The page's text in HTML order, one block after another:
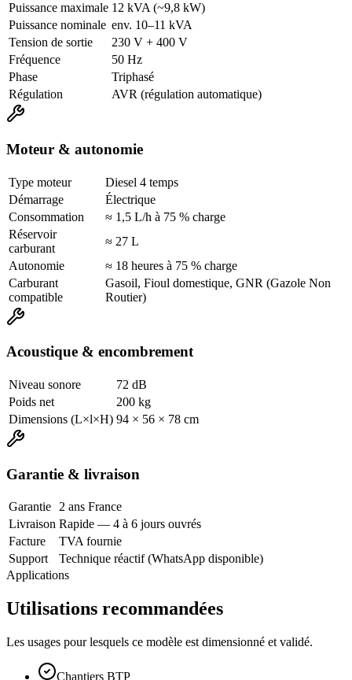
Puissance maximale 12 kVA (~9,8 kW)
Puissance nominale env. 10–11 kVA
Tension de sortie
230 V + 400 V
Fréquence
50 Hz
Phase
Triphasé
Régulation
AVR (régulation automatique)
Moteur & autonomie
Type moteur
Diesel 4 temps
Démarrage
Électrique
Consommation
≈ 1,5 L/h à 75 % charge
Réservoir
carburant
≈ 27 L
Autonomie
≈ 18 heures à 75 % charge
Carburant
compatible
Gasoil, Fioul domestique, GNR (Gazole Non
Routier)
Acoustique & encombrement
Niveau sonore
72 dB
Poids net
200 kg
Dimensions (L×l×H) 94 × 56 × 78 cm
Garantie & livraison
Garantie 2 ans France
Livraison Rapide — 4 à 6 jours ouvrés
Facture
TVA fournie
Support
Technique réactif (WhatsApp disponible)
Applications
Utilisations recommandées
Les usages pour lesquels ce modèle est dimensionné et validé.
Chantiers BTP